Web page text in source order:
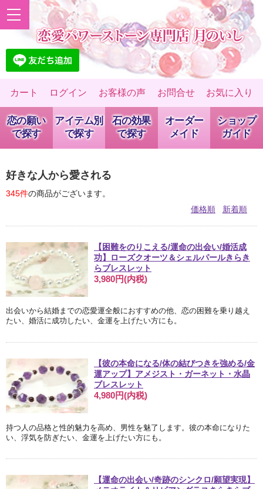
カート ログイン お客様の声 お問合せ お気に入り
恋の願い
で探す
アイテム別
で探す
石の効果
で探す
オーダー
メイド
ショップ
ガイド
好きな人から愛される
345件の商品がございます。
価格順
新着順
【困難をのりこえる/運命の出会い/婚活成
功】ローズクオーツ＆シェルパールきらき
らブレスレット
3,980円(内税)
出会いから結婚までの恋愛運全般におすすめの他、恋の困難を乗り越え
たい、婚活に成功したい、金運を上げたい方にも。
【彼の本命になる/体の結びつきを強める/金
運アップ】アメジスト・ガーネット・水晶
ブレスレット
4,980円(内税)
持つ人の品格と性的魅力を高め、男性を魅了します。彼の本命になりた
い、浮気を防ぎたい、金運を上げたい方にも。
【運命の出会い/奇跡のシンクロ/願望実現】